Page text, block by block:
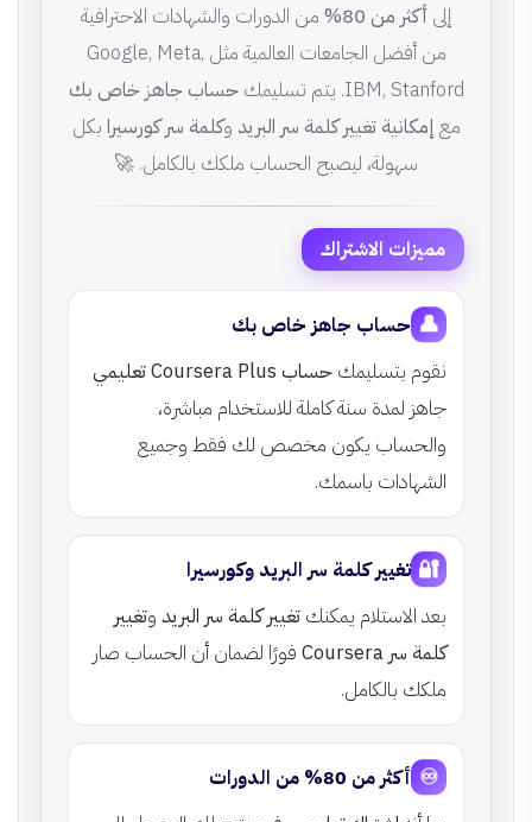
إلى أكثر من 80%
من الدورات والشهادات الاحترافية
من أفضل الجامعات العالمية مثل Google, Meta,
IBM, Stanford. يتم تسليمك
حساب جاهز خاص بك
مع إمكانية تغيير كلمة سر البريد وكلمة سر كورسيرا بكل
سهولة، ليصبح الحساب ملكك بالكامل. 🚀
مميزات الاشتراك
👤 حساب جاهز خاص بك
نقوم بتسليمك حساب Coursera Plus تعليمي
جاهز لمدة سنة كاملة للاستخدام مباشرة،
والحساب يكون مخصص لك فقط وجميع
الشهادات باسمك.
🔐 تغيير كلمة سر البريد وكورسيرا
بعد الاستلام يمكنك تغيير كلمة سر البريد وتغيير
كلمة سر Coursera
فورًا لضمان أن الحساب صار
ملكك بالكامل.
♾️ أكثر من 80% من الدورات